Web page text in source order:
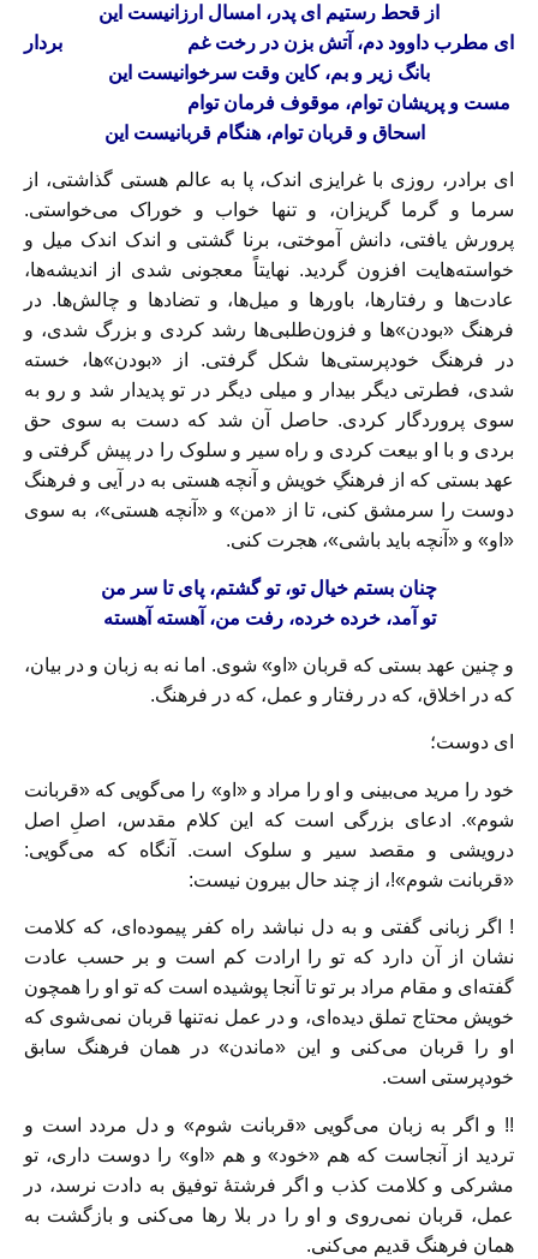
از قحط رستیم‌ ای پدر، امسال ارزانیست این
ای مطرب داوود دم، آتش بزن در رخت غم بردار
بانگ زیر و بم، کاین وقت سرخوانیست این
مست و پریشان توام، موقوف فرمان توام
اسحاق و قربان توام، هنگام قربانیست این
ای برادر، روزی با غرایزی اندک، پا به عالم هستی گذاشتی، از
سرما و گرما گریزان، و تنها خواب و خوراک می‌خواستی.
پرورش یافتی، دانش آموختی، برنا گشتی و اندک اندک میل و
خواسته‌هایت افزون گردید. نهایتاً معجونی شدی از اندیشه‌ها،
عادت‌ها و رفتار‌ها، باور‌ها و میل‌ها، و تضاد‌ها و چالش‌ها. در
فرهنگ «بودن»‌ها و فزون‌طلبی‌ها رشد کردی و بزرگ شدی، و
در فرهنگ خودپرستی‌ها شکل گرفتی. از «بودن»‌ها، خسته
شدی، فطرتی دیگر بیدار و میلی دیگر در تو پدیدار شد و رو به
سوی پروردگار کردی. حاصل آن شد که دست به سوی حق
بردی و با او بیعت کردی و راه سیر و سلوک را در پیش گرفتی و
عهد بستی که از فرهنگِ خویش و آنچه هستی به‌ در آیی و فرهنگ
دوست را سرمشق کنی، تا از «من» و «آنچه هستی»، به سوی
«او» و «آنچه باید باشی»، هجرت کنی.
چنان بستم خیال تو، تو گشتم، پای تا سر من
تو آمد، خرده خرده، رفت من، آهسته آهسته
و چنین عهد بستی که قربان «او» شوی. اما نه به زبان و در بیان،
که در اخلاق، که در رفتار و عمل، که در فرهنگ.
ای دوست؛
خود را مرید می‌بینی و او را مراد و «او» را می‌گویی که «قربانت
شوم». ادعای بزرگی است که این کلام مقدس، اصلِ اصل
درویشی و مقصد سیر و سلوک است. آنگاه که می‌گویی:
«قربانت شوم»!، از چند حال بیرون نیست:
! اگر زبانی گفتی و به دل نباشد راه کفر پیموده‌ای، که کلامت
نشان از آن دارد که تو را ارادت کم است و بر حسب عادت
گفته‌ای و مقام مراد بر تو تا آنجا پوشیده است که تو او را همچون
خویش محتاج تملق دیده‌ای، و در عمل نه‌تنها قربان نمی‌شوی که
او را قربان می‌کنی و این «ماندن» در‌‌ همان فرهنگ سابق
خودپرستی است.
!! و اگر به زبان می‌گویی «قربانت شوم» و دل مردد است و
تردید از آنجاست که هم «خود» و هم «او» را دوست داری، تو
مشرکی و کلامت کذب و اگر فرشتهٔ توفیق به دادت نرسد، در
عمل، قربان نمی‌روی و او را در بلا‌‌ رها می‌کنی و بازگشت به‌‌
همان فرهنگ قدیم می‌کنی.